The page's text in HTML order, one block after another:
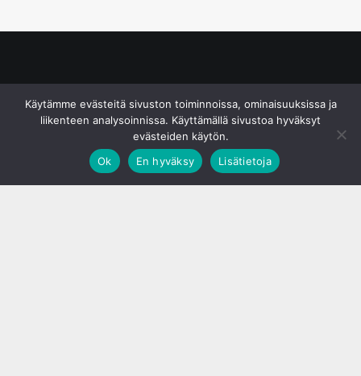
Käytämme evästeitä sivuston toiminnoissa, ominaisuuksissa ja
liikenteen analysoinnissa. Käyttämällä sivustoa hyväksyt
evästeiden käytön.
Ok
En hyväksy Lisätietoja